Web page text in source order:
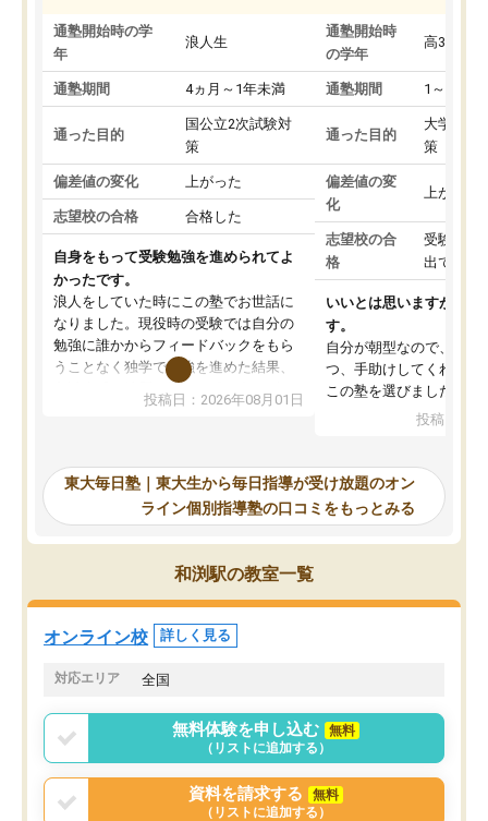
通塾開始時の学
年
浪人生
通塾期間 4ヵ月～1年未満
通った目的
国公立2次試験対
策
偏差値の変化 上がった
志望校の合格 合格した
自身をもって受験勉強を進められてよ
かったです。
浪人をしていた時にこの塾でお世話に
なりました。現役時の受験では自分の
勉強に誰かからフィードバックをもら
うことなく独学で勉強を進めた結果、
入試本番に地歴の学習が間に合わず不
合格となってしまいました。その経験
東大毎日塾にたどり着きました。学習
の長期計画や日々の勉強のやり方につ
いて客観的なアドバイスをいただけた
ので、自信をもって受験勉強を進める
ことができました。自分のように勉強
のやり方や進捗管理で苦労している方
には特におすすめしたい塾です。
投稿日：2026年08月01日
通塾開始時
の学年
高3
通塾期間 1～3ヵ月
通った目的
大学入学
策
偏差値の変
化
上がった
志望校の合
格
受験して
出ていな
いいとは思いますが、料
す。
自分が朝型なので、自習
つ、手助けしてくれる設
この塾を選びました。
投稿日：
東大毎日塾｜東大生から毎日指導が受け放題のオン
ライン個別指導塾の口コミをもっとみる
和渕駅の教室一覧
オンライン校 詳しく見る
対応エリア 全国
無料体験を申し込む
無料
（リストに追加する）
資料を請求する
無料
（リストに追加する）